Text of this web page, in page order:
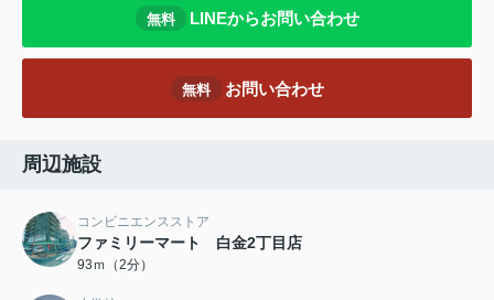
無料 LINEからお問い合わせ
無料 お問い合わせ
周辺施設
コンビニエンスストア
ファミリーマート 白金2丁目店
93ｍ（2分）